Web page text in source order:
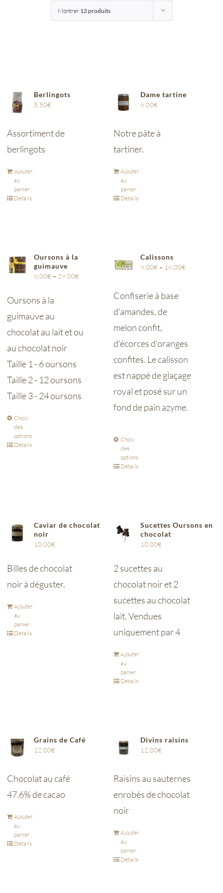
Montrer 12 produits
Berlingots
5,50€
Assortiment de
berlingots
Ajouter
au
panier
Détails
Dame tartine
8,00€
Notre pâte à
tartiner.
Ajouter
au
panier
Détails
Oursons à la
guimauve
8,00€ – 29,00€
Oursons à la
guimauve au
chocolat au lait et ou
au chocolat noir
Taille 1 - 6 oursons
Taille 2 - 12 oursons
Taille 3 - 24 oursons
Choix
des
options
Détails
Calissons
9,00€ – 16,00€
Confiserie à base
d'amandes, de
melon confit,
d'écorces d'oranges
confites. Le calisson
est nappé de glaçage
royal et posé sur un
fond de pain azyme.
Choix
des
options
Détails
Caviar de chocolat
noir
10,00€
Billes de chocolat
noir à déguster.
Ajouter
au
panier
Détails
Sucettes Oursons en
chocolat
10,00€
2 sucettes au
chocolat noir et 2
sucettes au chocolat
lait. Vendues
uniquement par 4
Ajouter
au
panier
Détails
Grains de Café
12,00€
Chocolat au café
47.6% de cacao
Ajouter
au
panier
Détails
Divins raisins
12,00€
Raisins au sauternes
enrobés de chocolat
noir
Ajouter
au
panier
Détails